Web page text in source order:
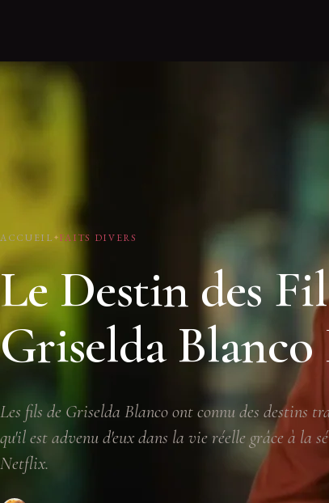
ACCUEIL FAITS DIVERS
Le Destin des
Griselda
Les fils de Griselda Blanco ont connu des destins
qu'il est advenu d'eux dans la vie réelle grâce à la
Netflix.